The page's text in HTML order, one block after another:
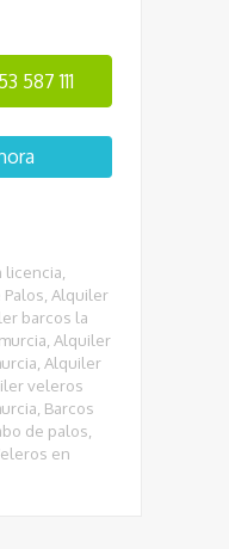
587 111
licencia
,Alquiler
barcos la
,Alquiler
,Alquiler
veleros
Barcos
de palos
en